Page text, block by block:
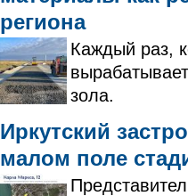
региона
Каждый раз,
зола.
Иркутский
малом поле